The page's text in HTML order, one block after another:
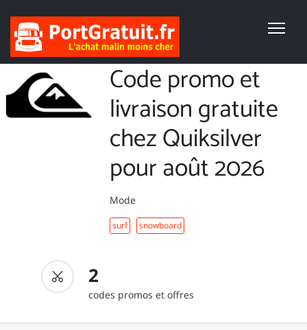
Code promo et
livraison gratuite
chez Quiksilver
pour août 2026
Mode
surf snowboard
2
codes promos et offres